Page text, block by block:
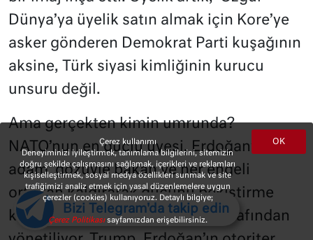
Dünya’ya üyelik satın almak için Kore’ye
asker gönderen Demokrat Parti kuşağının
aksine, Türk siyasi kimliğinin kurucu
unsuru değil.
Ama gerçekten kimin umrunda?
NATO’nun en güçlü üyesi, Erdoğan’a ‘sert
adam’ gözüyle bakan ve her engeli
ortadan kaldırarak gücünü pekiştirme
kolaylığına imrenen bir adam tarafından
OK
Çerez kullanımı
Deneyiminizi iyileştirmek, tanımlama bilgilerini, sitemizin
doğru şekilde çalışmasını sağlamak, içerikleri ve reklamları
kişiselleştirmek, sosyal medya özellikleri sunmak ve site
trafiğimizi analiz etmek için yasal düzenlemelere uygun
çerezler (cookies) kullanıyoruz. Detaylı bilgiye;
Çerez Politikasısayfamızdan erişebilirsiniz.
Bizi Telegram'da takip edin